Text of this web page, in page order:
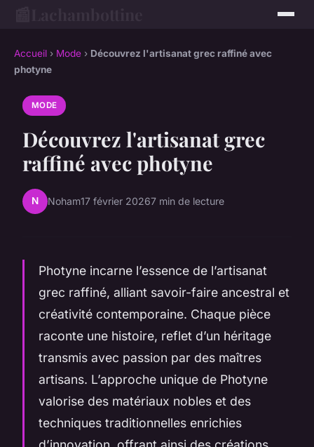
Accueil › Mode › Découvrez l'artisanat grec raffiné avec
photyne
MODE
Découvrez l'artisanat grec
raffiné avec photyne
N Noham17 février 20267 min de lecture
Photyne incarne l’essence de l’artisanat
grec raffiné, alliant savoir-faire ancestral et
créativité contemporaine. Chaque pièce
raconte une histoire, reflet d’un héritage
transmis avec passion par des maîtres
artisans. L’approche unique de Photyne
valorise des matériaux nobles et des
techniques traditionnelles enrichies